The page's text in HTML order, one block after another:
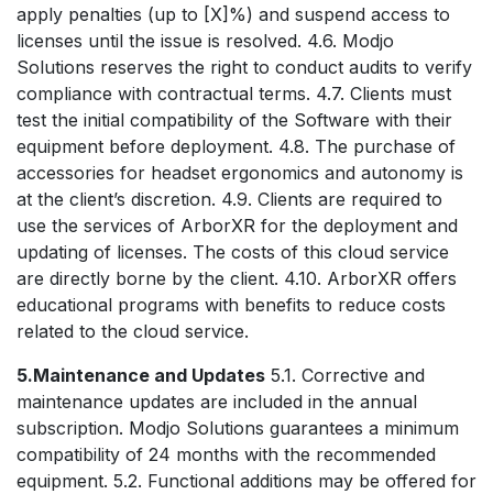
apply penalties (up to [X]%) and suspend access to
licenses until the issue is resolved. 4.6. Modjo
Solutions reserves the right to conduct audits to verify
compliance with contractual terms. 4.7. Clients must
test the initial compatibility of the Software with their
equipment before deployment. 4.8. The purchase of
accessories for headset ergonomics and autonomy is
at the client’s discretion. 4.9. Clients are required to
use the services of ArborXR for the deployment and
updating of licenses. The costs of this cloud service
are directly borne by the client. 4.10. ArborXR offers
educational programs with benefits to reduce costs
related to the cloud service.
5.Maintenance and Updates 5.1. Corrective and
maintenance updates are included in the annual
subscription. Modjo Solutions guarantees a minimum
compatibility of 24 months with the recommended
equipment. 5.2. Functional additions may be offered for